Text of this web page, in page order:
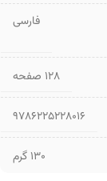
فارسی
۱۲۸ صفحه
9786225228016
130 گرم